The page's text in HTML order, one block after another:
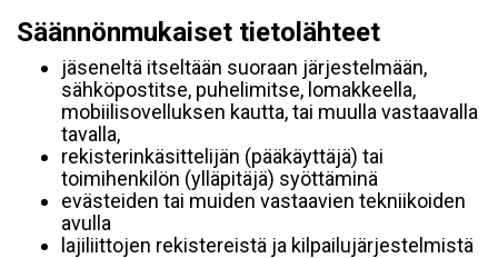
Säännönmukaiset tietolähteet
jäseneltä itseltään suoraan järjestelmään,
sähköpostitse, puhelimitse, lomakkeella,
mobiilisovelluksen kautta, tai muulla vastaavalla
tavalla,
rekisterinkäsittelijän (pääkäyttäjä) tai
toimihenkilön (ylläpitäjä) syöttäminä
evästeiden tai muiden vastaavien tekniikoiden
avulla
lajiliittojen rekistereistä ja kilpailujärjestelmistä